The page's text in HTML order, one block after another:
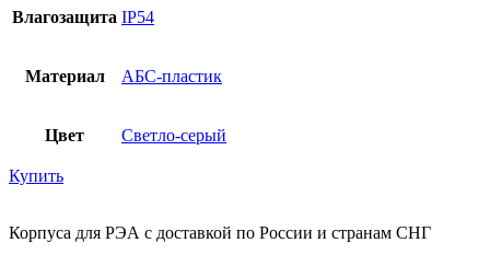
Влагозащита IP54
Материал АБС-пластик
Цвет Светло-серый
Купить
Корпуса для РЭА с доставкой по России и странам СНГ